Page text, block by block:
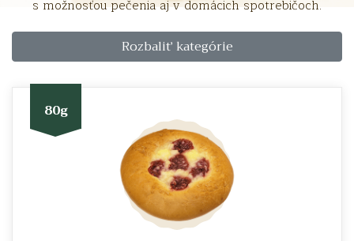
s možnosťou pečenia aj v domácich spotrebičoch.
Rozbaliť kategórie
80g